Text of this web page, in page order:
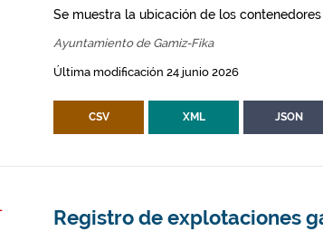
Se muestra la ubicación de los
Ayuntamiento de Gamiz-Fika
Última modificación 24 junio 2026
CSV XML JSON
Registro de explotaciones